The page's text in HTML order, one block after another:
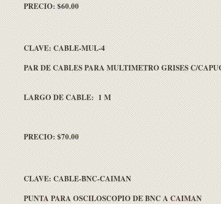
PRECIO: $60.00
CLAVE: CABLE-MUL-4
PAR DE CABLES PARA MULTIMETRO GRISES C/
LARGO DE CABLE: 1 M
PRECIO: $70.00
CLAVE: CABLE-BNC-CAIMAN
PUNTA PARA OSCILOSCOPIO DE BNC A CAIMAN